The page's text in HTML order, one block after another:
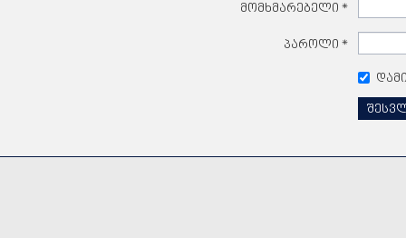
მომხმარებელი *
პაროლი *